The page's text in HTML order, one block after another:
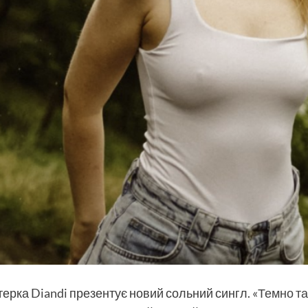
Diandi презентує новий сольний сингл. «Темно